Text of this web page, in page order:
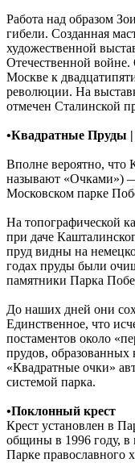
Работа над образом
гибели. Созданная
художественной
Отечественной
Москве к
революции. На
отмечен Сталинской
•Квадратные Пруды |
Вполне вероятно, что
называют «Очками»)
Московском парке
На топографической
при даче
пруд видны на
годах пруды были
памятники Парка
До наших дней они
Единственное, что
постаментов около
прудов, образованных
«Квадратные очки»
системой парка.
•Поклонный крест
Крест установлен в
общины в 1996 году, в
Парке православного